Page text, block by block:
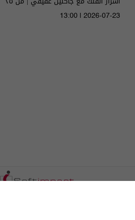
الى ٣١ تموز ٢٠٢٦ | 2026
13:00 | 2026-07-23